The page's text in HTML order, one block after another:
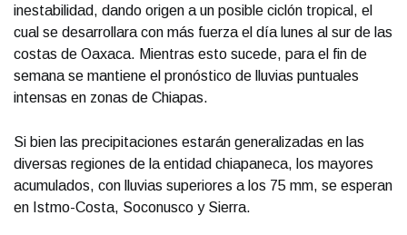
inestabilidad, dando origen a un posible ciclón tropical, el
cual se desarrollara con más fuerza el día lunes al sur de las
costas de Oaxaca. Mientras esto sucede, para el fin de
semana se mantiene el pronóstico de lluvias puntuales
intensas en zonas de Chiapas.
Si bien las precipitaciones estarán generalizadas en las
diversas regiones de la entidad chiapaneca, los mayores
acumulados, con lluvias superiores a los 75 mm, se esperan
en Istmo-Costa, Soconusco y Sierra.